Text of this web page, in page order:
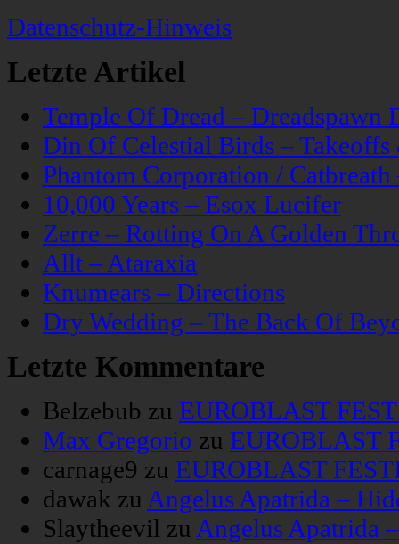
Datenschutz-Hinweis
Letzte Artikel
Temple Of Dread – Dreadspawn
Din Of Celestial Birds –
Phantom Corporation /
10,000 Years – Esox Lucifer
Zerre – Rotting On A Golden
Allt – Ataraxia
Knumears – Directions
Dry Wedding – The Back Of
Letzte Kommentare
Belzebub zu EUROBLAST
Max Gregorio zu EUROBLAST
carnage9 zu EUROBLAST
dawak zu Angelus Apatrida –
Slaytheevil zu Angelus Apatrida